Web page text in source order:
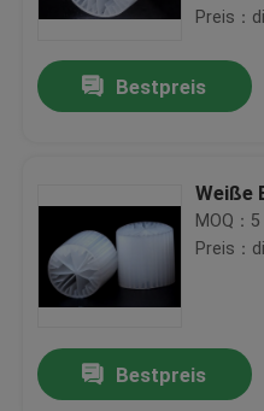
Produkte
Über uns
Preis：
Bestpreis
Weiße
MOQ：
Preis：
Bestpreis